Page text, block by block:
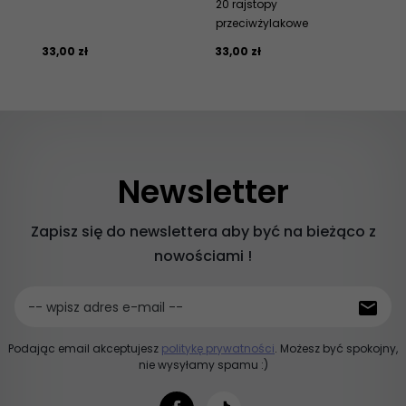
33,00 zł
20 rajstopy
przeciwżylakowe
33,00 zł
Newsletter
Zapisz się do newslettera aby być na bieżąco z
nowościami !
-- wpisz adres e-mail --
Podając email akceptujesz politykę prywatności. Możesz być spokojny,
nie wysyłamy spamu :)